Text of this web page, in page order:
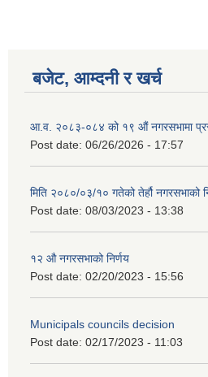
बजेट, आम्दनी र खर्च
आ.व. २०८३-०८४ को १९ औं नगरसभामा
Post date: 06/26/2026 - 17:57
मिति २०८०/०३/१० गतेको तेर्हौ नगरसभाको
Post date: 08/03/2023 - 13:38
१२ औ नगरसभाको निर्णय
Post date: 02/20/2023 - 15:56
Municipals councils decision
Post date: 02/17/2023 - 11:03